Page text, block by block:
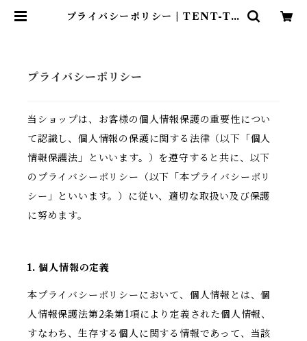
プライバシーポリシー | TENT-TO
プライバシーポリシー
当ショップは、お客様の個人情報保護の重要性につい
て認識し、個人情報の保護に関する法律（以下「個人
情報保護法」といいます。）を遵守すると共に、以下
のプライバシーポリシー（以下「本プライバシーポリ
シー」といいます。）に従い、適切な取扱い及び保護
に努めます。
1. 個人情報の定義
本プライバシーポリシーにおいて、個人情報とは、個
人情報保護法第2条第1項により定義された個人情報、
すなわち、生存する個人に関する情報であって、当該